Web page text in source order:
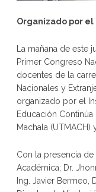
Organizado por el
La mañana de este
Primer Congreso
docentes de la
Nacionales y
organizado por el
Educación
Machala (UTMACH)
Con la presencia de
Académica; Dr.
Ing. Javier Bermeo,